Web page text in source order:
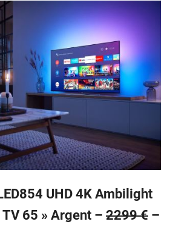
UHD 4K Ambilight
65 » Argent – 2299 € –